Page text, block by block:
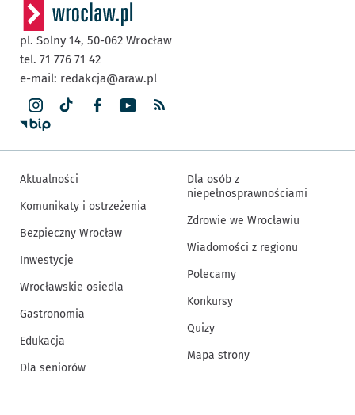
pl. Solny 14, 50-062 Wrocław
tel. 71 776 71 42
e-mail: redakcja@araw.pl
Aktualności
Komunikaty i ostrzeżenia
Bezpieczny Wrocław
Inwestycje
Wrocławskie osiedla
Gastronomia
Edukacja
Dla seniorów
Dla osób z
niepełnosprawnościami
Zdrowie we Wrocławiu
Wiadomości z regionu
Polecamy
Konkursy
Quizy
Mapa strony